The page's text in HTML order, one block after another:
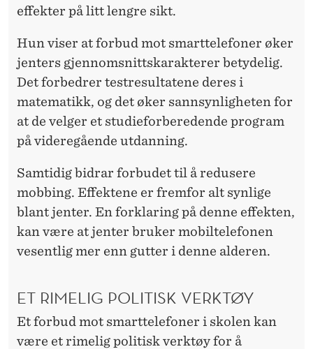
effekter på litt lengre sikt.
Hun viser at forbud mot smarttelefoner øker
jenters gjennomsnittskarakterer betydelig.
Det forbedrer testresultatene deres i
matematikk, og det øker sannsynligheten for
at de velger et studieforberedende program
på videregående utdanning.
Samtidig bidrar forbudet til å redusere
mobbing. Effektene er fremfor alt synlige
blant jenter. En forklaring på denne effekten,
kan være at jenter bruker mobiltelefonen
vesentlig mer enn gutter i denne alderen.
ET RIMELIG POLITISK VERKTØY
Et forbud mot smarttelefoner i skolen kan
være et rimelig politisk verktøy for å